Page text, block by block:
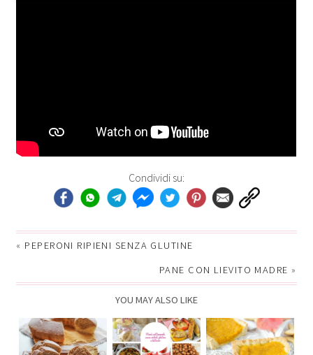
Condividi su:
« PEPERONI RIPIENI SENZA GLUTINE
PANE CON LIEVITO MADRE »
YOU MAY ALSO LIKE